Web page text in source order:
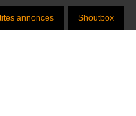
annonces Shoutbox